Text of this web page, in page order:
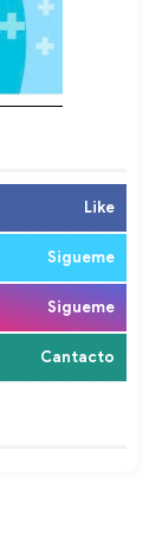
Like
Sigueme
Sigueme
Cantacto